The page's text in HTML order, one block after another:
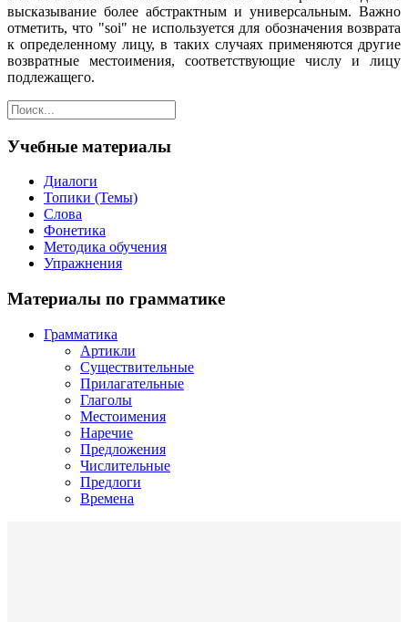
высказывание более абстрактным и универсальным. Важно
отметить, что "soi" не используется для обозначения возврата
к определенному лицу, в таких случаях применяются другие
возвратные местоимения, соответствующие числу и лицу
подлежащего.
Учебные материалы
Диалоги
Топики (Темы)
Слова
Фонетика
Методика обучения
Упражнения
Материалы по грамматике
Грамматика
Артикли
Существительные
Прилагательные
Глаголы
Местоимения
Наречие
Предложения
Числительные
Предлоги
Времена